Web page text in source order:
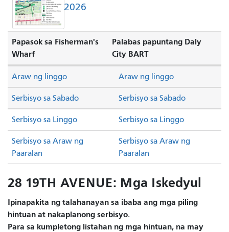
2026
Papasok sa Fisherman's
Wharf
Palabas papuntang Daly
City BART
Serbisyo sa Sabado Serbisyo sa Sabado
Serbisyo sa Linggo Serbisyo sa Linggo
Araw ng linggo Araw ng linggo
Serbisyo sa Araw ng
Paaralan
Serbisyo sa Araw ng
Paaralan
28 19TH AVENUE: Mga Iskedyul
Ipinapakita ng talahanayan sa ibaba ang mga piling
hintuan at nakaplanong serbisyo.
Para sa kumpletong listahan ng mga hintuan, na may